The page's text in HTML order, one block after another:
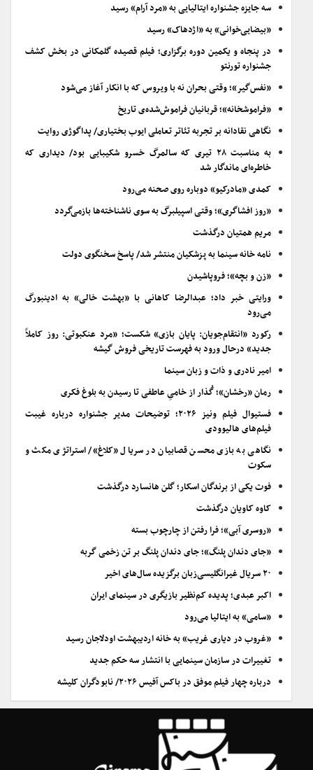
سه جایزه جشنواره ایتالیایی به «مرد آرام» رسید
«بیضایی‌خوانی» به «اژدهاک» رسید
در پنجاه و یکمین دوره برگزاری؛ فیلم قصیده گلمکانی در بخش کشف
جشنواره تورنتو
«نفس‌گیر»؛ وقتی بحران نه با ویروس که با انکار آغاز می‌شود
«فراموشخانه»؛ قربانیان فراموش‌شده‌ی تاریخ
نگاهی نقادانه بر تجربه تئاتر تعاملی ایوب بختیاری/ پداگوژی روایت
به مناسبت ۲۸ تیری که سالمرگ خسرو شکیبایی بود/ دیداری که
خاطره‌ای ماندگار شد
کمدی «مادرکیو» دوباره روی صحنه می‌رود
«روز افشاگری»؛ وقتی اسپیلبرگ به سوی ناشناخته‌ها بازمی‌گردد
مریم همتیان درگذشت
نامه خانه سینما به پزشکیان منتشر شد/ پاسخ سخنگوی دولت
«زن و بچه»؛ فروپاشیدن
ورایتی خبر داد؛ عبدالرضا کاهانی با «بهشت خالی» به ادینبورگ
می‌رود
رکورد «انتقام‌جویان: پایان بازی» شکست؛ «مرد عنکبوتی: روز کاملاً
جدید» درحال ورود به فهرست تاریخی فروش گیشه
امیر نادری و ذات و زبان سینما
رمان «رخشان»؛ گُذار از خامیِ عاطفی تا رسیدن به بلوغ فکری
فستیوال فیلم ونیز ۲۰۲۶؛ توضیحات مدیر جشنواره درباره غیبت
فیلم‌های هالیوودی
نگاهی به بازی محسن قصابیان در سریال «کلاغ»/ استراتژی مکث و
سکوت
فوت یکی از برندگان اسکار؛ گلن هانسارد درگذشت
کاوه کاویان درگذشت
«روسری آبی»؛ فرا رفتن از چارچوب بسته
«جای دندان پلنگ»؛ جای دندان پلنگ بر تن زخمی گربه
۲۰ سریال غیرانگلیسی‌زبان برگزیده سال‌های اخیر
اکبر عبدی؛ پدیده کم‌نظیر بازیگری در سینمای ایران
«سامی» به ایتالیا می‌رود
«غروب در دیاری غریب» به خانه اردیبهشت اودلاجان رسید
تغییرات در سازمان سینمایی با انتشار سه حکم جدید
درباره چهار فیلم موفق در باکس آفیس ۲۰۲۶/ نابودگران کلیشه